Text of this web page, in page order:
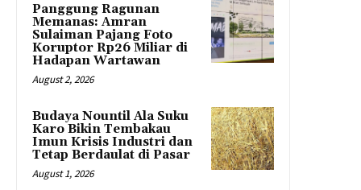
Panggung Ragunan
Memanas: Amran
Sulaiman Pajang Foto
Koruptor Rp26 Miliar di
Hadapan Wartawan
August 2, 2026
Budaya Nountil Ala Suku
Karo Bikin Tembakau
Imun Krisis Industri dan
Tetap Berdaulat di Pasar
August 1, 2026